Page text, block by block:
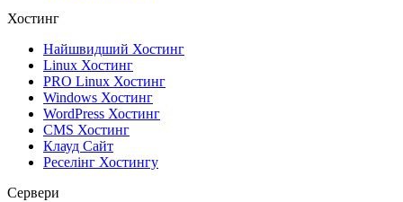
Хостинг
Найшвидший Хостинг
Linux Хостинг
PRO Linux Хостинг
Windows Хостинг
WordPress Хостинг
CMS Хостинг
Клауд Сайт
Реселінг Хостингу
Сервери